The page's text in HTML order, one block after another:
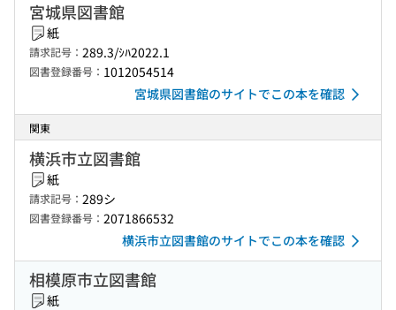
宮城県図書館
紙
請求記号： 289.3/ｼﾊ2022.1
図書登録番号： 1012054514
宮城県図書館のサイトでこの本を確認
関東
横浜市立図書館
紙
請求記号： 289シ
図書登録番号： 2071866532
横浜市立図書館のサイトでこの本を確認
相模原市立図書館
紙